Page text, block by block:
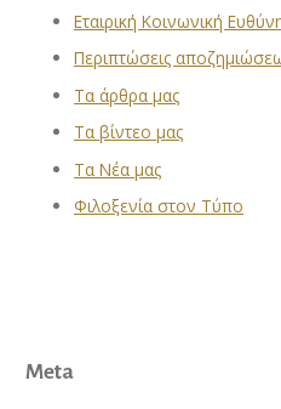
Εταιρική Κοινωνική
Περιπτώσεις
Τα άρθρα μας
Τα βίντεο μας
Τα Νέα μας
Φιλοξενία στον Τύπο
Meta